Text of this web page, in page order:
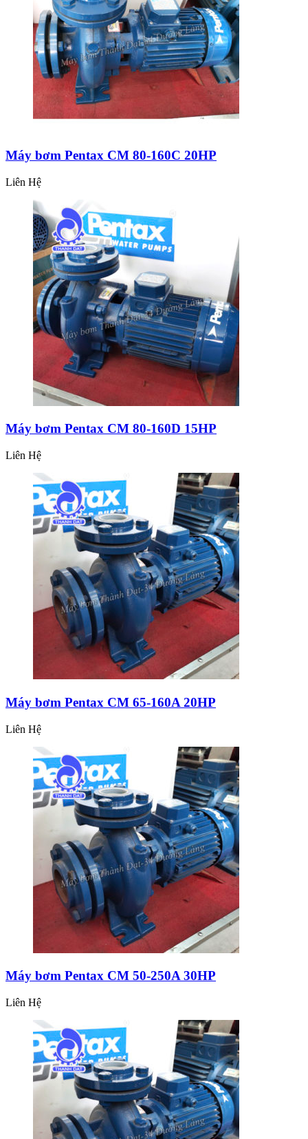
Máy bơm Pentax CM 80-160C 20HP
Liên Hệ
Máy bơm Pentax CM 80-160D 15HP
Liên Hệ
Máy bơm Pentax CM 65-160A 20HP
Liên Hệ
Máy bơm Pentax CM 50-250A 30HP
Liên Hệ